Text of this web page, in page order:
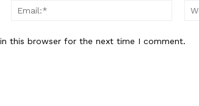
Name:*
Email:*
this browser for the next time I comment.